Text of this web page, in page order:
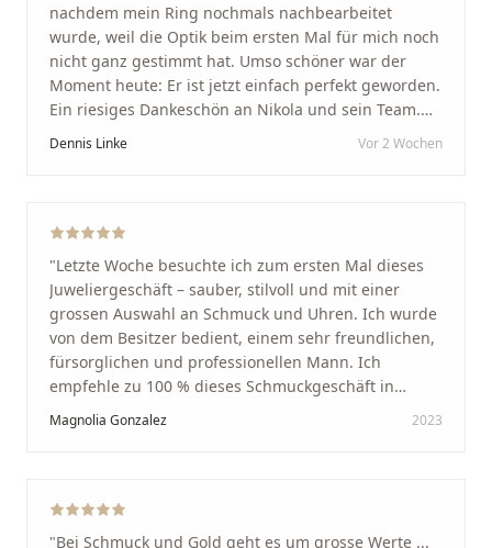
nachdem mein Ring nochmals nachbearbeitet
wurde, weil die Optik beim ersten Mal für mich noch
nicht ganz gestimmt hat. Umso schöner war der
Moment heute: Er ist jetzt einfach perfekt geworden.
Ein riesiges Dankeschön an Nikola und sein Team.
Vom ersten Termin an wurden wir jedes Mal
Arbeit und seine Kunden wirklich am Herzen liegen.
Service und echte Herzlichkeit schätzt, ist hier genau
richtig."
Dennis Linke Vor 2 Wochen
"Letzte Woche besuchte ich zum ersten Mal dieses
Juweliergeschäft – sauber, stilvoll und mit einer
grossen Auswahl an Schmuck und Uhren. Ich wurde
von dem Besitzer bedient, einem sehr freundlichen,
fürsorglichen und professionellen Mann. Ich
empfehle zu 100 % dieses Schmuckgeschäft in
Schaffhausen. Ich selbst war sehr zufrieden und
glücklich mit der Behandlung. Ich danke Ihnen – ich
Magnolia Gonzalez 2023
"Bei Schmuck und Gold geht es um grosse Werte ...